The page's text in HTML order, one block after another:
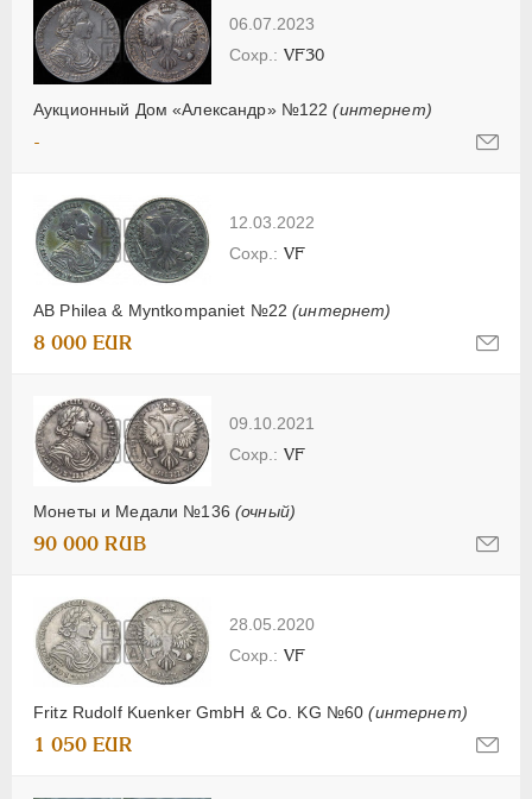
06.07.2023
Аукционный Дом «Александр» №122(интернет)
VF30
-
12.03.2022
AB Philea & Myntkompaniet №22(интернет)
VF
8 000 EUR
09.10.2021
Монеты и Медали №136 (очный)
VF
90 000 RUB
28.05.2020
Fritz Rudolf Kuenker GmbH & Co. KG №60(интернет)
VF
1 050 EUR